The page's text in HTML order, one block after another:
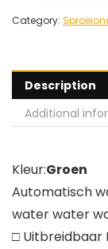
Category:
Description
Additional
Kleur:Groen
Automatisch
water water
□ Uitbreidbaar